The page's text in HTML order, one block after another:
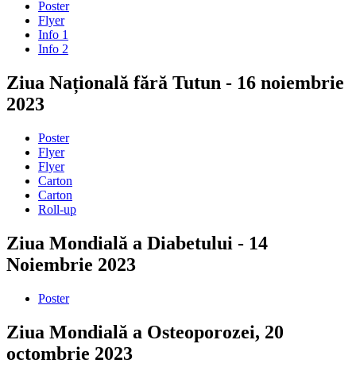
Poster
Flyer
Info 1
Info 2
Ziua Națională fără Tutun - 16 noiembrie
2023
Poster
Flyer
Flyer
Carton
Carton
Roll-up
Ziua Mondială a Diabetului - 14
Noiembrie 2023
Poster
Ziua Mondială a Osteoporozei, 20
octombrie 2023